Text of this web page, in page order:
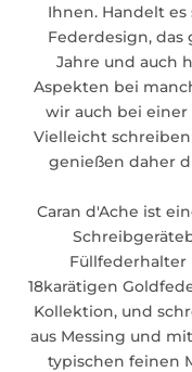
Ihnen. Handelt
Federdesign, das
Jahre und auch
Aspekten bei
wir auch bei
Vielleicht
genießen daher
Caran d'Ache ist
Füllfederhalter
18karätigen
Kollektion, und
aus Messing und
typischen feinen